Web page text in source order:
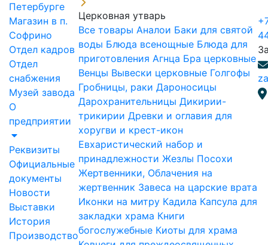
Петербурге
Магазин в п.
Софрино
Отдел кадров
Отдел
снабжения
Музей завода
О
предприятии
Реквизиты
Официальные
документы
Новости
Выставки
История
Производство
Церковная утварь
Все товары Аналои Баки для святой
воды Блюда всенощные Блюда для
приготовления Агнца Бра церковные
Венцы Вывески церковные Голгофы
Гробницы, раки Дароносицы
Дарохранительницы Дикирии-
трикирии Древки и оглавия для
хоругви и крест-икон
Евхаристический набор и
принадлежности Жезлы Посохи
Жертвенники, Облачения на
жертвенник Завеса на царские врата
Иконки на митру Кадила Капсула для
закладки храма Книги
богослужебные Киоты для храма